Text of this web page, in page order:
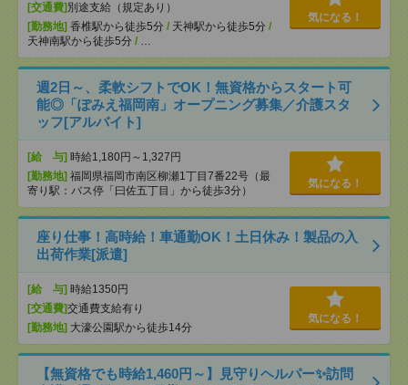
[交通費] 別途支給（規定あり）
[勤務地] 香椎駅から徒歩5分 / 天神駅から徒歩5分 /
天神南駅から徒歩5分 / …
気になる！
週2日～、柔軟シフトでOK！無資格からスタート可
能◎「ぽみえ福岡南」オープニング募集／介護スタ
ッフ[アルバイト]
[給 与] 時給1,180円～1,327円
[勤務地] 福岡県福岡市南区柳瀬1丁目7番22号（最
寄り駅：バス停「曰佐五丁目」から徒歩3分）
気になる！
座り仕事！高時給！車通勤OK！土日休み！製品の入
出荷作業[派遣]
[給 与] 時給1350円
[交通費]交通費支給有り
[勤務地] 大濠公園駅から徒歩14分
気になる！
【無資格でも時給1,460円～】見守りヘルパー✨訪問